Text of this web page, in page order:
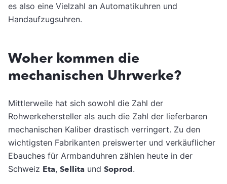
es also eine Vielzahl an Automatikuhren und
Handaufzugsuhren.
Woher kommen die
mechanischen Uhrwerke?
Mittlerweile hat sich sowohl die Zahl der
Rohwerkehersteller als auch die Zahl der lieferbaren
mechanischen Kaliber drastisch verringert. Zu den
wichtigsten Fabrikanten preiswerter und verkäuflicher
Ebauches für Armbanduhren zählen heute in der
Schweiz Eta, Sellita und Soprod.